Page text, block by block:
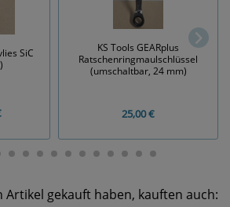
SiC
KS Tools GEARplus
Ratschenringmaulschlüssel
(umschaltbar, 24 mm)
25,00 €
Artikel gekauft haben, kauften auch: